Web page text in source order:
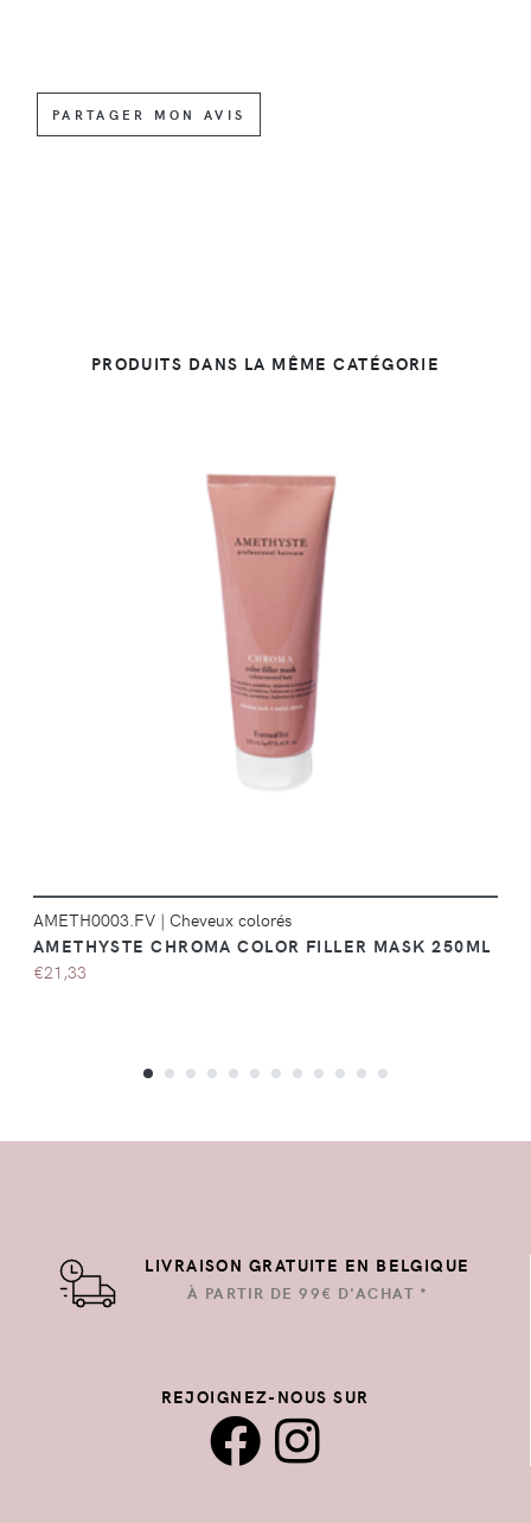
PARTAGER MON AVIS
PRODUITS DANS LA MÊME CATÉGORIE
DÉTAILS
AMETH0003.FV | Cheveux colorés
AMETHYSTE CHROMA COLOR FILLER MASK 250ML
€21,33
LIVRAISON GRATUITE EN BELGIQUE
À PARTIR DE 99€ D'ACHAT *
REJOIGNEZ-NOUS SUR